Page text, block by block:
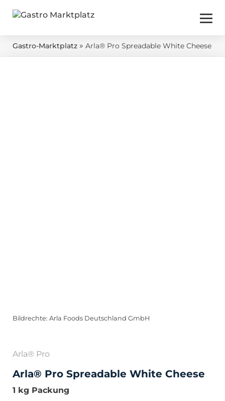
Gastro-Marktplatz » Arla® Pro Spreadable White Cheese
Bildrechte: Arla Foods Deutschland GmbH
Arla® Pro
Arla® Pro Spreadable White Cheese
1 kg Packung